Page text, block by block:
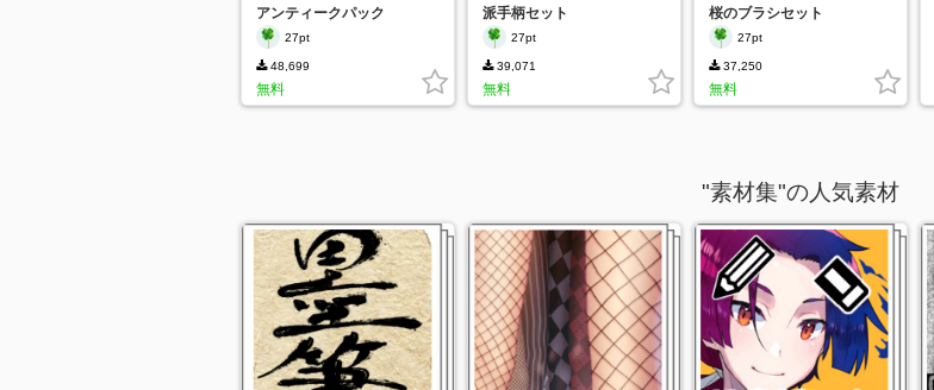
アンティークパック
27pt
48,699
無料
派手柄セット
27pt
39,071
無料
桜のブラシセット
27pt
37,250
無料
"素材集"の人気素材